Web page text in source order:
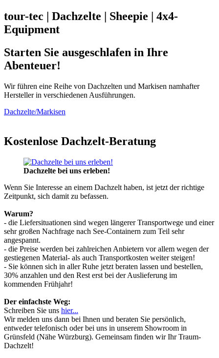
tour-tec | Dachzelte | Sheepie | 4x4-
Equipment
Starten Sie ausgeschlafen in Ihre
Abenteuer!
Wir führen eine Reihe von Dachzelten und Markisen namhafter
Hersteller in verschiedenen Ausführungen.
Dachzelte/Markisen
Kostenlose Dachzelt-Beratung
Dachzelte bei uns erleben!
Wenn Sie Interesse an einem Dachzelt haben, ist jetzt der richtige
Zeitpunkt, sich damit zu befassen.
Warum?
- die Liefersituationen sind wegen längerer Transportwege und einer
sehr großen Nachfrage nach See-Containern zum Teil sehr
angespannt.
- die Preise werden bei zahlreichen Anbietern vor allem wegen der
gestiegenen Material- als auch Transportkosten weiter steigen!
- Sie können sich in aller Ruhe jetzt beraten lassen und bestellen,
30% anzahlen und den Rest erst bei der Auslieferung im
kommenden Frühjahr!
Der einfachste Weg:
Schreiben Sie uns hier...
Wir melden uns dann bei Ihnen und beraten Sie persönlich,
entweder telefonisch oder bei uns in unserem Showroom in
Grünsfeld (Nähe Würzburg). Gemeinsam finden wir Ihr Traum-
Dachzelt!